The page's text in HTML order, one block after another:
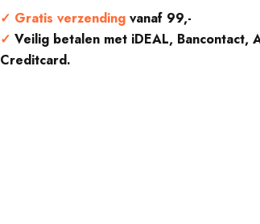
Terre
del
Bruno
✓ Gratis verzending vanaf 99,-
✓ Veilig betalen met iDEAL, Bancontact,
Creditcard.